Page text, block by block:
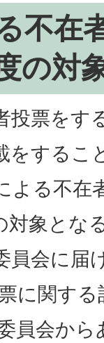
不在
の対
投票をす
をするこ
よる不在
対象とな
員会に届
に関す
員会か